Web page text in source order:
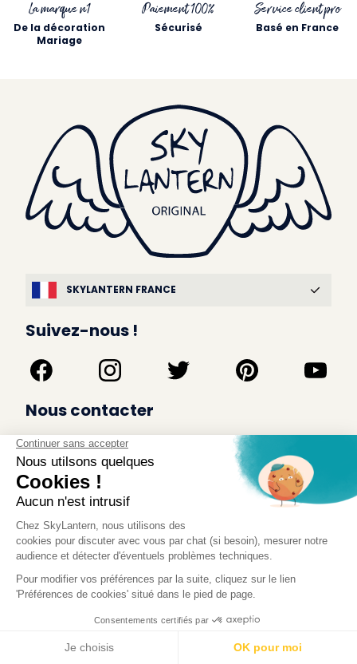
La marque n1
De la décoration
Mariage
Paiement 100%
Sécurisé
Service client pro
Basé en France
SKYLANTERN FRANCE
Suivez-nous !
Nous contacter
+33 (0)3 66 72 85 22
service@skylantern.fr
SkyLantern est une marque RUBEE COMPANY
2 allée de la Haye du Temple
Euratechnologies
59160 LOMME
Qui sommes-nous
Conditions générales de Vente
Mentions légales